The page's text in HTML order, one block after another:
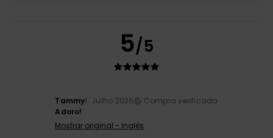
5/5
Tammy1. Julho 2026
Compra verificada
Adoro!
Mostrar original - Inglês